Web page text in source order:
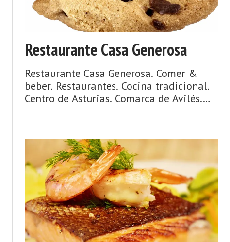
Restaurante Casa Generosa
Restaurante Casa Generosa. Comer &
beber. Restaurantes. Cocina tradicional.
Centro de Asturias. Comarca de Avilés.
Asturias. Cosmopolita, marinera,
medieval, dinámica y metropolitana, así
es la ciudad de Avilés y su entorno. Un
concejo y una urbe comercial,
cosmopolita, dinámica, metropolitana,
de origen medieval y de gran tradición
marinera, hablamos de Avilés. La villa y
capital del municipio posee un ca ...